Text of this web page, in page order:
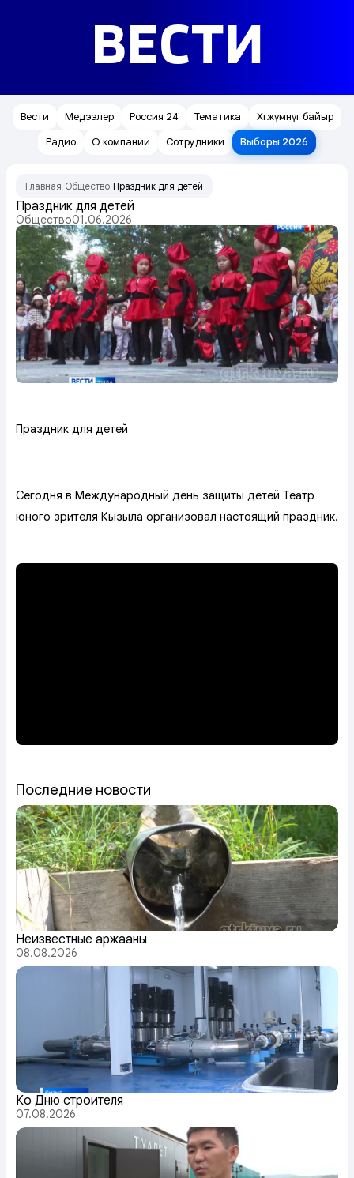
ВЕСТИ
Вести Медээлер Россия 24 Тематика
Хөгжүмнүг байыр
Радио
О компании Сотрудники Выборы 2026
Главная Общество Праздник для детей
Праздник для детей
Общество01.06.2026
Праздник для детей
Сегодня в Международный день защиты детей Театр
юного зрителя Кызыла организовал настоящий праздник.
Последние новости
Неизвестные аржааны
08.08.2026
Ко Дню строителя
07.08.2026